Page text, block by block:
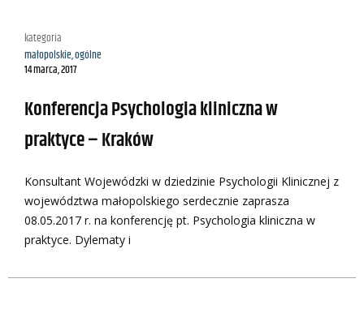
kategoria
małopolskie,ogólne
14 marca, 2017
Konferencja Psychologia kliniczna w
praktyce – Kraków
Konsultant Wojewódzki w dziedzinie Psychologii Klinicznej z
województwa małopolskiego serdecznie zaprasza
08.05.2017 r. na konferencję pt. Psychologia kliniczna w
praktyce. Dylematy i